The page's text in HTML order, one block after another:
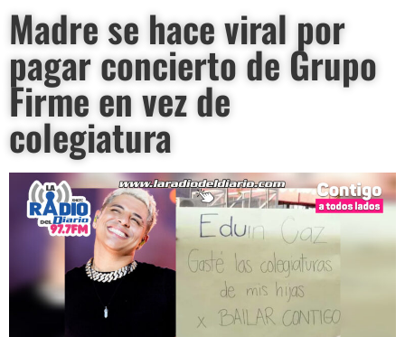
Madre se hace viral por
pagar concierto de Grupo
Firme en vez de
colegiatura